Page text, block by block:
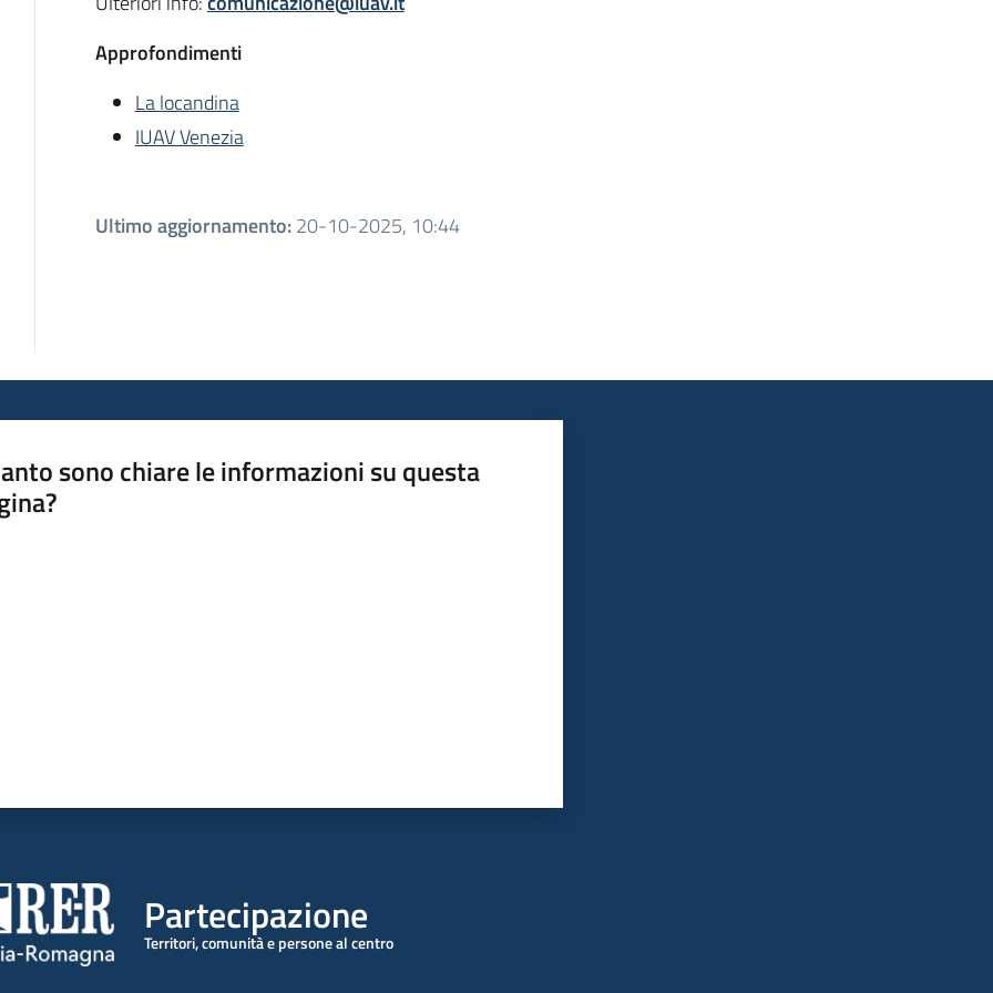
Approfondimenti
La locandina
IUAV Venezia
Ultimo aggiornamento:20-10-2025, 10:44
sono chiare le informazioni su questa
Partecipazione
Territori, comunità e persone al centro